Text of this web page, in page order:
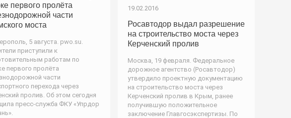
первого пролёта
части
моста
5 августа. pwo.su.
приступили к
работам по
первого пролёта
части
перехода через
пролив. Об этом сегодня
пресс-служба ФКУ «Упрдор
19.02.2016
Росавтодор выдал разрешение
на строительство моста через
Керченский пролив
Москва, 19 февраля. Федеральное
дорожное агентство (Росавтодор)
утвердило проектную документацию
на строительство моста через
Керченский пролив в Крым, ранее
получившую положительное
заключение Главгосэкспертизы. По